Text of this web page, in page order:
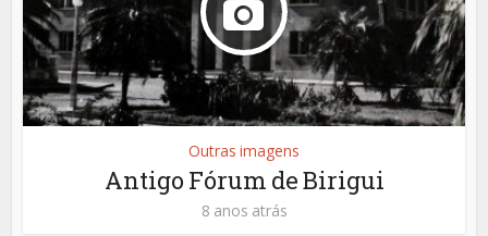
Outras imagens
Antigo Fórum de Birigui
8 anos atrás